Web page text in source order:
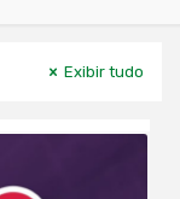
Exibir tudo